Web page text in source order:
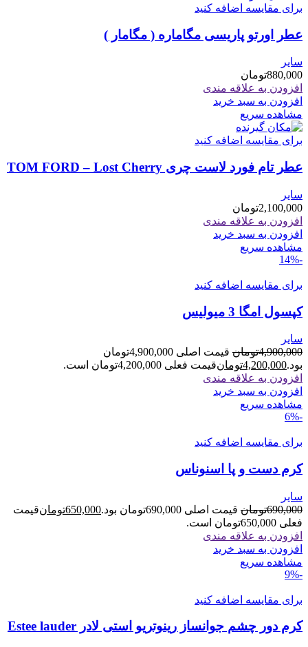
برای مقایسه اضافه کنید
عطر اورتو پاریسی مگاماره ( مگامار )
سایر
880,000تومان
افزودن به علاقه مندی
افزودن به سبد خرید
مشاهده سریع
برای مقایسه اضافه کنید
عطر تام فورد لاست چری TOM FORD – Lost Cherry
سایر
2,100,000تومان
افزودن به علاقه مندی
افزودن به سبد خرید
مشاهده سریع
-14%
برای مقایسه اضافه کنید
کپسول امگا 3 میولیس
سایر
4,900,000تومان
قیمت اصلی 4,900,000تومان
بود.4,200,000تومانقیمت فعلی 4,200,000تومان است.
افزودن به علاقه مندی
افزودن به سبد خرید
مشاهده سریع
-6%
برای مقایسه اضافه کنید
کرم دست و پا اسنوناس
سایر
690,000تومان قیمت اصلی 690,000تومان بود. 650,000تومانقیمت
فعلی 650,000تومان است.
افزودن به علاقه مندی
افزودن به سبد خرید
مشاهده سریع
-9%
برای مقایسه اضافه کنید
کرم دور چشم جوانساز رینوتریو استی لادر Estee lauder